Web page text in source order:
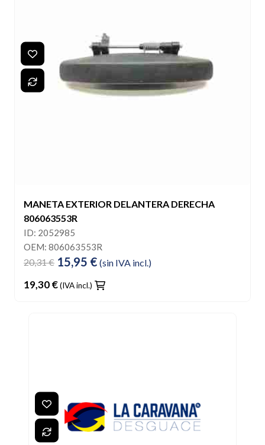
MANETA EXTERIOR DELANTERA DERECHA
806063553R
ID: 2052985
OEM: 806063553R
20,31 € 15,95 € (sin IVA incl.)
19,30 €(IVA incl.)